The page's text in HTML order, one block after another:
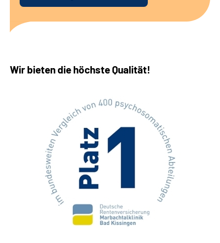
Wir bieten die höchste Qualität!